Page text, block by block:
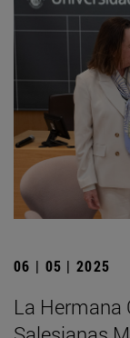
06 | 05 | 2025
La Hermana